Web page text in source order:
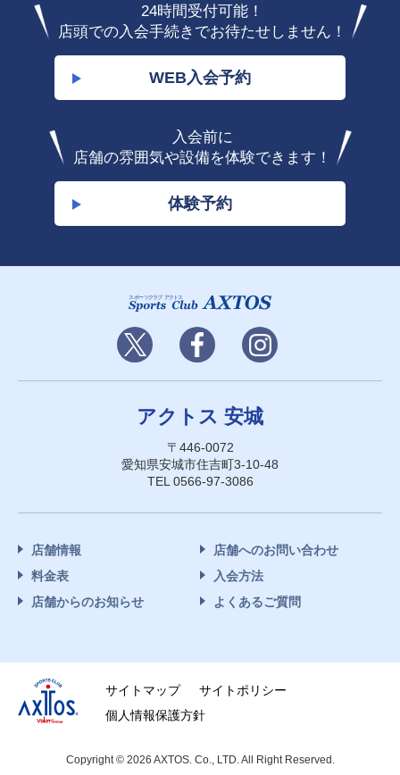
24時間受付可能！
店頭での入会手続きでお待たせしません！
WEB入会予約
入会前に
店舗の雰囲気や設備を体験できます！
体験予約
アクトス 安城
〒446-0072
愛知県安城市住吉町3-10-48
TEL 0566-97-3086
店舗情報
料金表
店舗からのお知らせ
店舗へのお問い合わせ
入会方法
よくあるご質問
サイトマップ
サイトポリシー
個人情報保護方針
Copyright © 2026 AXTOS. Co., LTD. All Right Reserved.